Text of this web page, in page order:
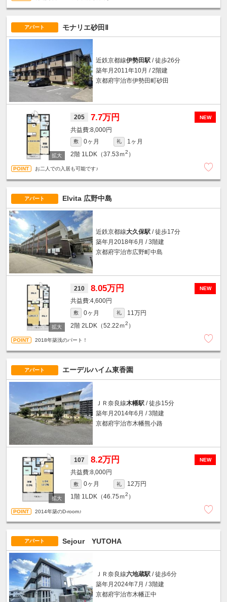
アパート モナリエ砂田Ⅱ
近鉄京都線伊勢田駅/ 徒歩26分
築年月2011年10月 / 2階建
京都府宇治市伊勢田町砂田
NEW
205 7.7万円
8,000円
敷 0ヶ月 礼
1ヶ月
2階 1LDK（37.53ｍ2 ）
お二人での入居も可能です♪
アパート Elvita 広野中島
近鉄京都線大久保駅/ 徒歩17分
築年月2018年6月 / 3階建
京都府宇治市広野町中島
NEW
210 8.05万円
4,600円
敷 0ヶ月 礼
11万円
2階 2LDK（52.22ｍ2 ）
2018年築浅のパート！
アパート エーデルハイム東香園
ＪＲ奈良線木幡駅/ 徒歩15分
築年月2014年6月 / 3階建
京都府宇治市木幡熊小路
NEW
107 8.2万円
8,000円
敷 0ヶ月 礼
12万円
1階 1LDK（46.75ｍ2 ）
2014年築のD-room♪
アパート Sejour YUTOHA
ＪＲ奈良線六地蔵駅/ 徒歩6分
築年月2024年7月 / 3階建
京都府宇治市木幡正中